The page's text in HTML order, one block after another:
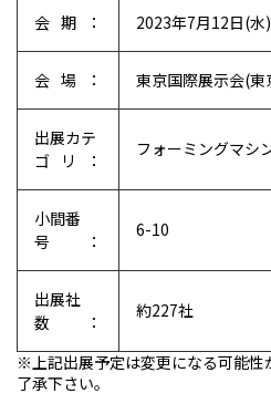
会期： 2023年7月12日(
会場： 東京国際展示会(
出展カテ
ゴリ：
フォーミングマシ
小間番
号：
6-10
出展社
数：
約227社
※上記出展予定は変更になる可能性
了承下さい。